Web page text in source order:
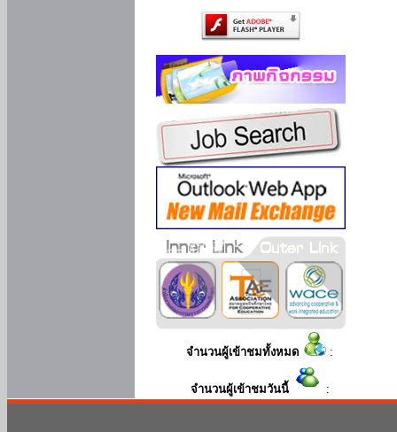
จำนวนผู้เข้าชมทั้งหมด :
จำนวนผู้เข้าชมวันนี้ :